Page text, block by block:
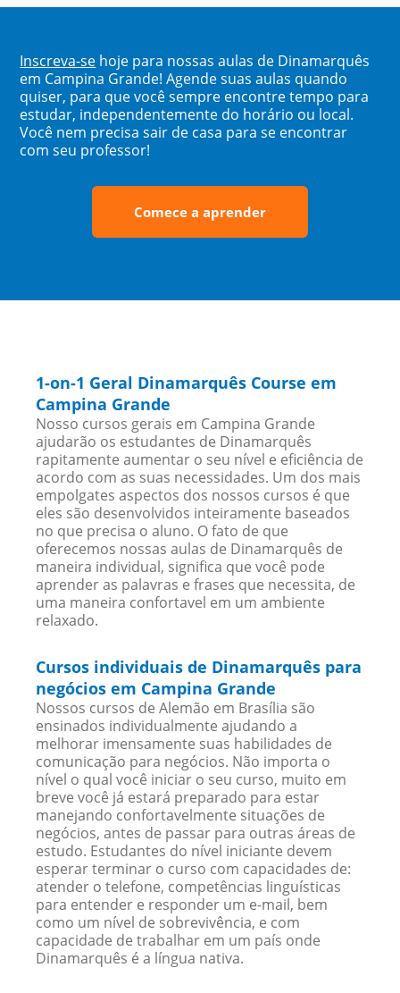
Inscreva-se hoje para nossas aulas de Dinamarquês
em Campina Grande! Agende suas aulas quando
quiser, para que você sempre encontre tempo para
estudar, independentemente do horário ou local.
Você nem precisa sair de casa para se encontrar
com seu professor!
Comece a aprender
1-on-1 Geral Dinamarquês Course em
Campina Grande
Nosso cursos gerais em Campina Grande
ajudarão os estudantes de Dinamarquês
rapitamente aumentar o seu nível e eficiência de
acordo com as suas necessidades. Um dos mais
empolgates aspectos dos nossos cursos é que
eles são desenvolvidos inteiramente baseados
no que precisa o aluno. O fato de que
oferecemos nossas aulas de Dinamarquês de
maneira individual, significa que você pode
aprender as palavras e frases que necessita, de
uma maneira confortavel em um ambiente
relaxado.
Cursos individuais de Dinamarquês para
negócios em Campina Grande
Nossos cursos de Alemão em Brasília são
ensinados individualmente ajudando a
melhorar imensamente suas habilidades de
comunicação para negócios. Não importa o
nível o qual você iniciar o seu curso, muito em
breve você já estará preparado para estar
manejando confortavelmente situações de
negócios, antes de passar para outras áreas de
estudo. Estudantes do nível iniciante devem
esperar terminar o curso com capacidades de:
atender o telefone, competências linguísticas
para entender e responder um e-mail, bem
como um nível de sobrevivência, e com
capacidade de trabalhar em um país onde
Dinamarquês é a língua nativa.